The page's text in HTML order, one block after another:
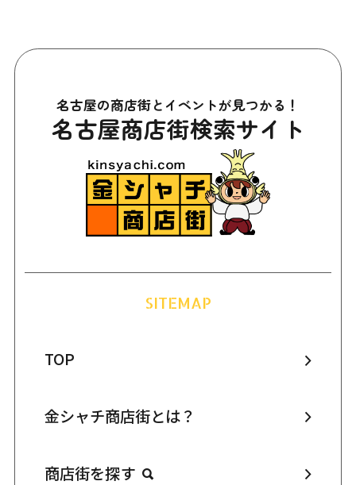
名古屋の商店街とイベントが見つかる！
名古屋商店街検索サイト
SITEMAP
TOP
金シャチ商店街とは？
商店街を探す